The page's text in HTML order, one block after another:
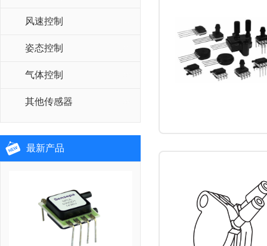
风速控制
姿态控制
气体控制
其他传感器
最新产品